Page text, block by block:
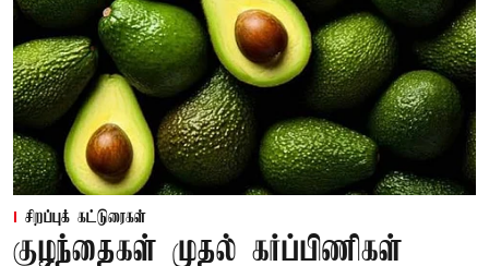
சிறப்புக் கட்டுரைகள்
குழந்தைகள் முதல் கர்ப்பிணிகள்